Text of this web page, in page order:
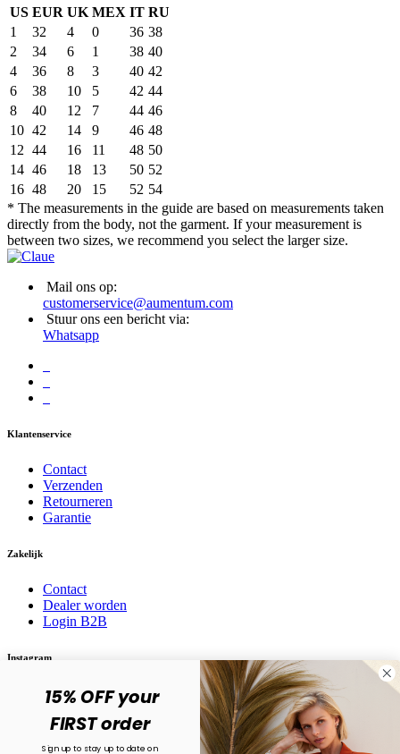
US EUR UK MEX IT RU
1
32 4 0 36 38
2
34 6 1 38 40
4
36 8 3 40 42
6
38 10 5 42 44
8
40 12 7 44 46
10 42 14 9 46 48
12 44 16 11 48 50
14 46 18 13 50 52
16 48 20 15 52 54
* The measurements in the guide are based on measurements taken
directly from the body, not the garment. If your measurement is
between two sizes, we recommend you select the larger size.
Mail ons op:
customerservice@aumentum.com
Stuur ons een bericht via:
Whatsapp
Klantenservice
Contact
Verzenden
Retourneren
Garantie
Zakelijk
Contact
Dealer worden
Login B2B
Instagram
Volg ons op social media! @karma.jewelry
15% OFF your
FIRST order
Sign up to stay up to date on